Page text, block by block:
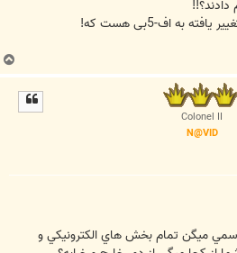
Colonel II
N@VID
ميگن تمام بخش هاي الکترونيکي و